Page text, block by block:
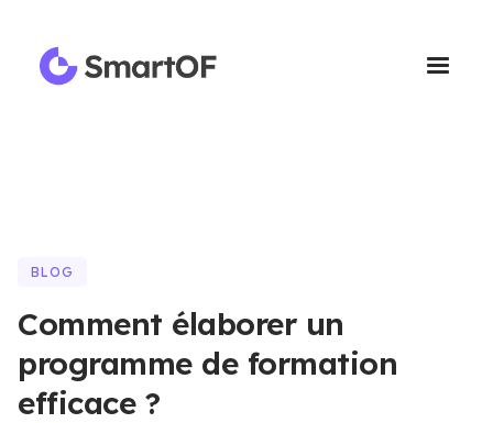
BLOG
Comment élaborer un
programme de formation
efficace ?